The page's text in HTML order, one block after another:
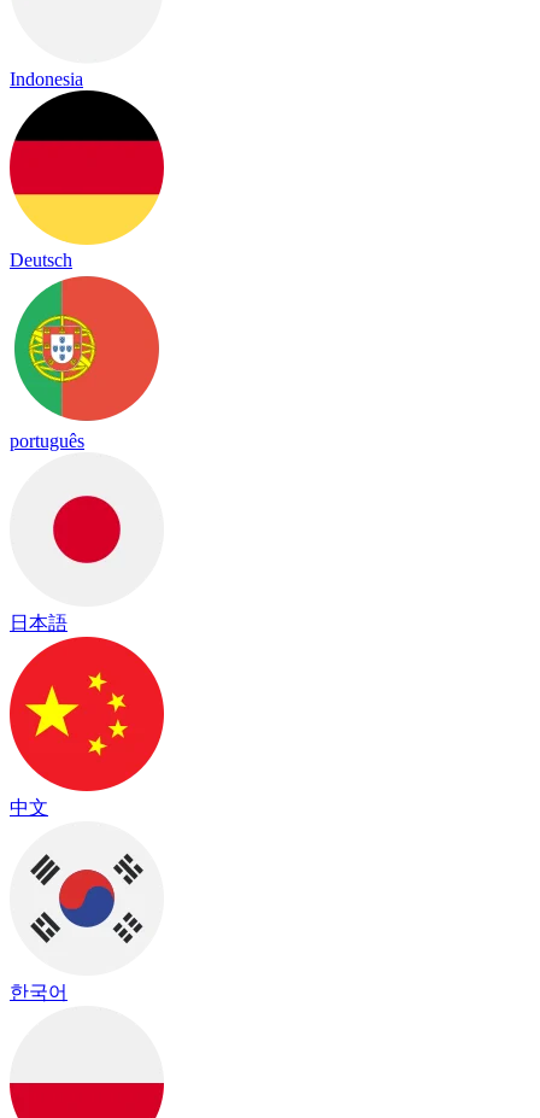
Indonesia
Deutsch
português
日本語
中文
한국어